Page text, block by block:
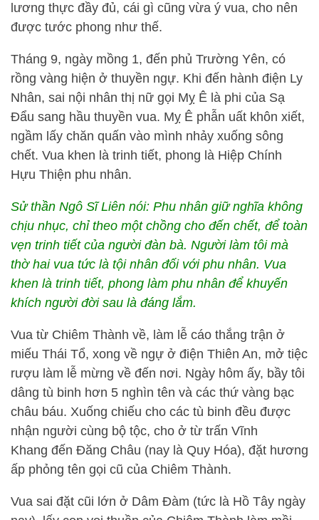
lương thực đầy đủ, cái gì cũng vừa ý vua, cho nên
được tước phong như thế.
Tháng 9, ngày mồng 1, đến phủ Trường Yên, có
rồng vàng hiện ở thuyền ngự. Khi đến hành điện Ly
Nhân, sai nội nhân thị nữ gọi Mỵ Ê là phi của Sạ
Đẩu sang hầu thuyền vua. Mỵ Ê phẫn uất khôn xiết,
ngầm lấy chăn quấn vào mình nhảy xuống sông
chết. Vua khen là trinh tiết, phong là Hiệp Chính
Hựu Thiện phu nhân.
Sử thần Ngô Sĩ Liên nói: Phu nhân giữ nghĩa không
chịu nhục, chỉ theo một chồng cho đến chết, để toàn
vẹn trinh tiết của người đàn bà. Người làm tôi mà
thờ hai vua tức là tội nhân đối với phu nhân. Vua
khen là trinh tiết, phong làm phu nhân để khuyến
khích người đời sau là đáng lắm.
Vua từ Chiêm Thành về, làm lễ cáo thắng trận ở
miếu Thái Tổ, xong về ngự ở điện Thiên An, mở tiệc
rượu làm lễ mừng về đến nơi. Ngày hôm ấy, bầy tôi
dâng tù binh hơn 5 nghìn tên và các thứ vàng bạc
châu báu. Xuống chiếu cho các tù binh đều được
nhận người cùng bộ tộc, cho ở từ trấn Vĩnh
Khang đến Đăng Châu (nay là Quy Hóa), đặt hương
ấp phỏng tên gọi cũ của Chiêm Thành.
Vua sai đặt cũi lớn ở Dâm Đàm (tức là Hồ Tây ngày